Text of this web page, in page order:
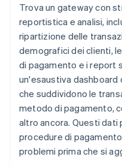
Trova un gateway con
reportistica e analisi,
ripartizione delle
demografici dei clienti,
di pagamento e i report
un'esaustiva
che suddividono le
metodo di pagamento,
altro ancora. Questi dati
procedure di
problemi prima che si